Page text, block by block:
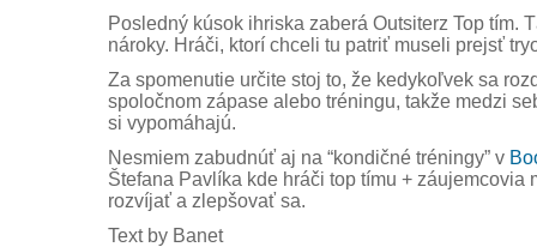
Posledný kúsok ihriska zaberá Outsiterz Top tím.
nároky. Hráči, ktorí chceli tu patriť museli prejsť
Za spomenutie určite stoj to, že kedykoľvek sa
spoločnom zápase alebo tréningu, takže medzi
si vypomáhajú.
Nesmiem zabudnúť aj na “kondičné tréningy” v
Štefana Pavlíka kde hráči top tímu + záujemcovia
rozvíjať a zlepšovať sa.
Text by Banet